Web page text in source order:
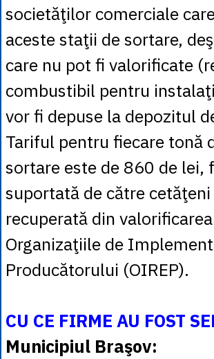
societăţilor comerciale
aceste staţii de sortare,
care nu pot fi valorificate
combustibil pentru
vor fi depuse la depozitul
Tariful pentru fiecare tonă
sortare este de 860 de lei,
suportată de către
recuperată din
Organizaţiile de
Producătorului (OIREP).
CU CE FIRME AU FOST
Municipiul Braşov: